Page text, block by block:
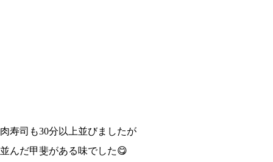
肉寿司も30分以上並びましたが
並んだ甲斐がある味でした😋